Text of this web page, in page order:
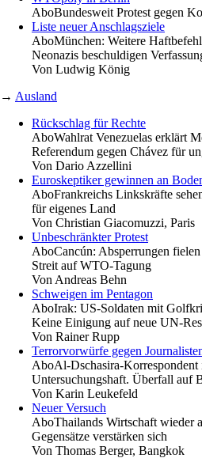
AboBundesweit Protest gegen
Liste neuer Anschlagsziele
AboMünchen: Weitere
Neonazis beschuldigen
Von Ludwig König
→ Ausland
Rückschlag für Rechte
AboWahlrat Venezuelas erklärt
Referendum gegen Chávez für
Von Dario Azzellini
Euroskeptiker gewinnen an
AboFrankreichs Linkskräfte
für eigenes Land
Von Christian Giacomuzzi, Paris
Unbeschränkter Protest
AboCancún: Absperrungen
Streit auf WTO-Tagung
Von Andreas Behn
Schweigen im Pentagon
AboIrak: US-Soldaten mit
Keine Einigung auf neue UN-
Von Rainer Rupp
Terrorvorwürfe gegen
AboAl-Dschasira-Korrespondent
Untersuchungshaft. Überfall auf
Von Karin Leukefeld
Neuer Versuch
AboThailands Wirtschaft wieder
Gegensätze verstärken sich
Von Thomas Berger, Bangkok